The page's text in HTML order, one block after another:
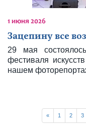
1 июня 2026
Зацепину все
29 мая
фестиваля
нашем
« 1 2 3